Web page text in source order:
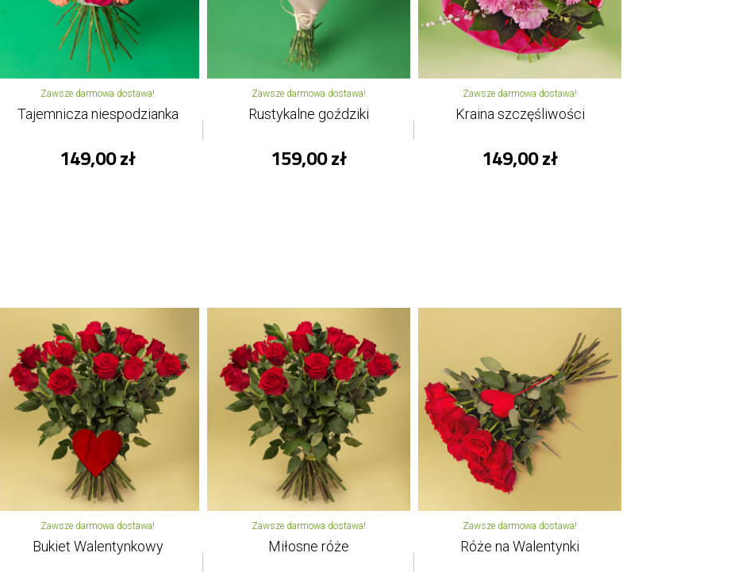
Zawsze darmowa dostawa!
Tajemnicza niespodzianka
149,00 zł
Zawsze darmowa dostawa!
Rustykalne goździki
159,00 zł
Zawsze darmowa dostawa!
Kraina szczęśliwości
149,00 zł
Zawsze darmowa dostawa!
Bukiet Walentynkowy
Zawsze darmowa dostawa!
Miłosne róże
Zawsze darmowa dostawa!
Róże na Walentynki